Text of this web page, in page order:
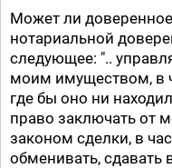
Может ли
нотариальной
следующее: "..
моим имуществом, в
где бы оно ни
право заключать от
законом сделки, в
обменивать, сдавать